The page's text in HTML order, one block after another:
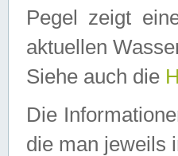
Pegel zeigt
aktuellen
Siehe auch die
Die
die man jeweils